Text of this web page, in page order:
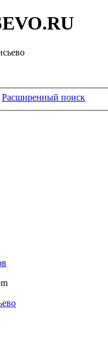
Расширенный поиск